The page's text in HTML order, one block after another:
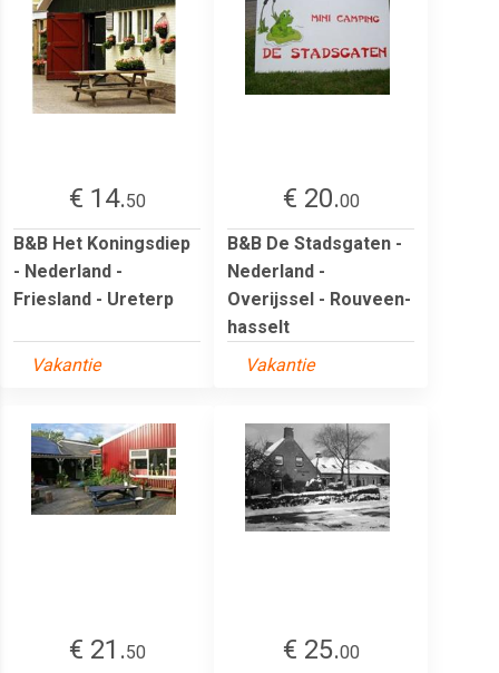
€ 14.50
B&B Het Koningsdiep
- Nederland -
Friesland - Ureterp
Vakantie
€ 20.00
B&B De Stadsgaten -
Nederland -
Overijssel - Rouveen-
hasselt
Vakantie
€ 21.50
€ 25.00